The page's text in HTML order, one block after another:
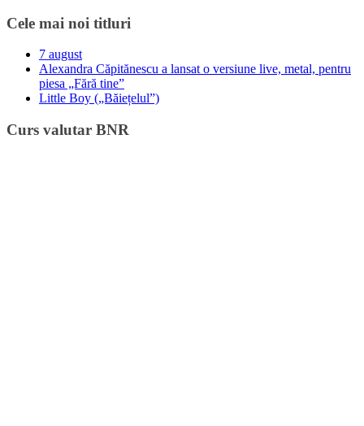
Cele mai noi titluri
7 august
Alexandra Căpitănescu a lansat o versiune live, metal, pentru
piesa „Fără tine”
Little Boy („Băiețelul”)
Curs valutar BNR